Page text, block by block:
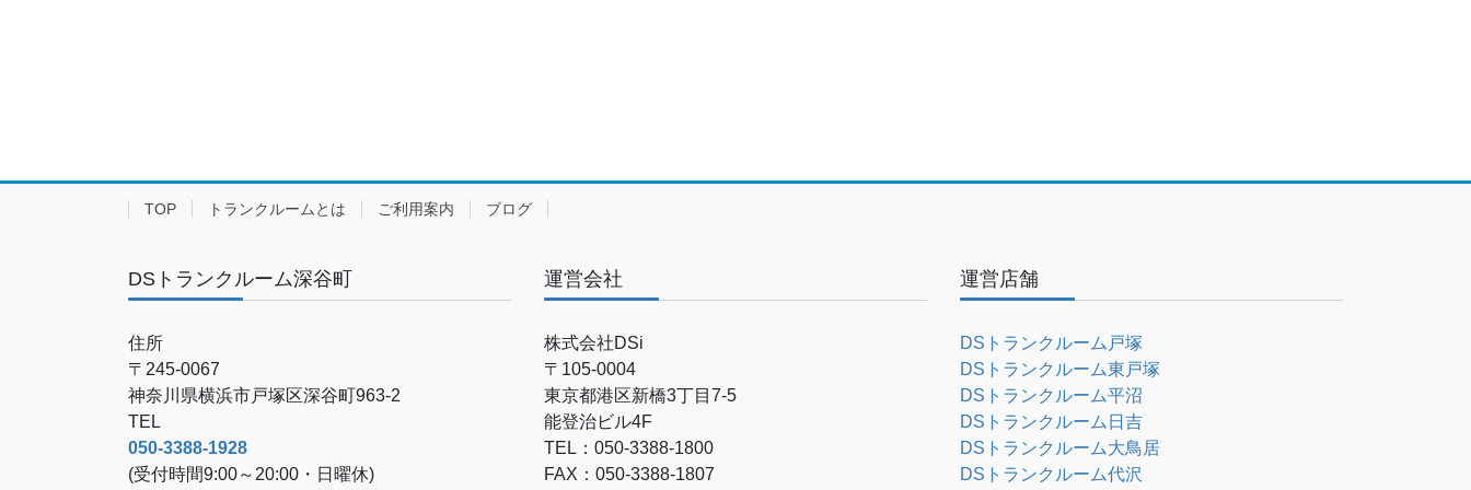
TOP トランクルームとは ご利用案内 ブログ
DSトランクルーム深谷町
住所
〒245-0067
神奈川県横浜市戸塚区深谷町963-2
TEL
050-3388-1928
(受付時間9:00～20:00・日曜休)
運営会社
株式会社DSi
〒105-0004
東京都港区新橋3丁目7-5
能登治ビル4F
TEL：050-3388-1800
FAX：050-3388-1807
運営店舗
DSトランクルーム戸塚
DSトランクルーム東戸塚
DSトランクルーム平沼
DSトランクルーム日吉
DSトランクルーム大鳥居
DSトランクルーム代沢